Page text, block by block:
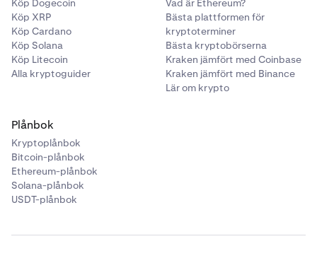
Köp Dogecoin
Köp XRP
Köp Cardano
Köp Solana
Köp Litecoin
Alla kryptoguider
Vad är Ethereum?
Bästa plattformen för
kryptoterminer
Bästa kryptobörserna
Kraken jämfört med Coinbase
Kraken jämfört med Binance
Lär om krypto
Plånbok
Kryptoplånbok
Bitcoin-plånbok
Ethereum-plånbok
Solana-plånbok
USDT-plånbok